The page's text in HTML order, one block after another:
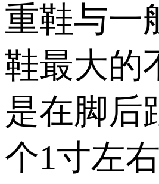
重鞋与一
鞋最大的
是在脚后
个1寸左